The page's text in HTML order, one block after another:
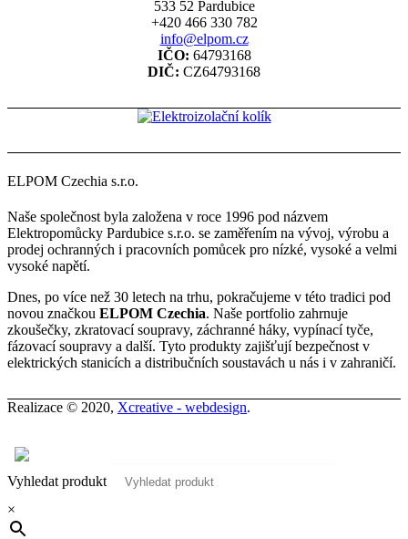
533 52 Pardubice
+420 466 330 782
info@elpom.cz
IČO: 64793168
DIČ: CZ64793168
ELPOM Czechia s.r.o.
Naše společnost byla založena v roce 1996 pod názvem
Elektropomůcky Pardubice s.r.o. se zaměřením na vývoj, výrobu a
prodej ochranných i pracovních pomůcek pro nízké, vysoké a velmi
vysoké napětí.
Dnes, po více než 30 letech na trhu, pokračujeme v této tradici pod
novou značkou ELPOM Czechia. Naše portfolio zahrnuje
zkoušečky, zkratovací soupravy, záchranné háky, vypínací tyče,
fázovací soupravy a další. Tyto produkty zajišťují bezpečnost v
elektrických stanicích a distribučních soustavách u nás i v zahraničí.
Realizace © 2020, Xcreative - webdesign.
Vyhledat produkt
×